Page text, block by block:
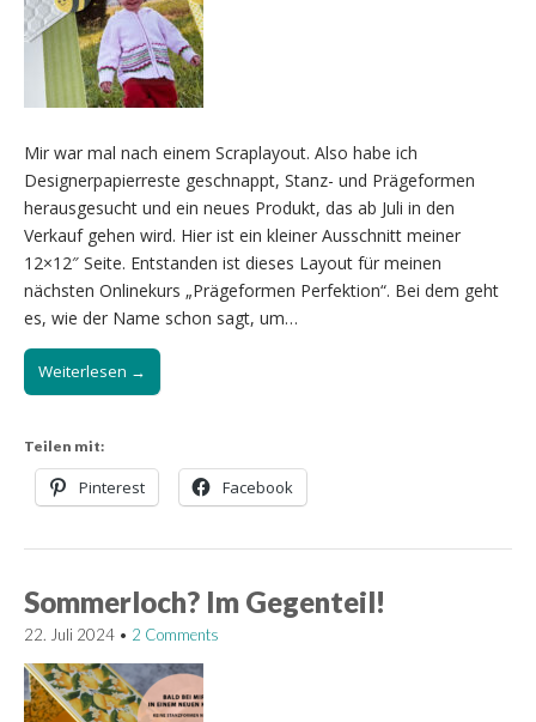
Mir war mal nach einem Scraplayout. Also habe ich
Designerpapierreste geschnappt, Stanz- und Prägeformen
herausgesucht und ein neues Produkt, das ab Juli in den
Verkauf gehen wird. Hier ist ein kleiner Ausschnitt meiner
12×12″ Seite. Entstanden ist dieses Layout für meinen
nächsten Onlinekurs „Prägeformen Perfektion“. Bei dem geht
es, wie der Name schon sagt, um…
Weiterlesen →
Teilen mit:
Pinterest Facebook
Sommerloch? Im Gegenteil!
22. Juli 2024 • 2 Comments